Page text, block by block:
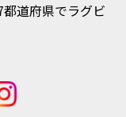
道府県でラグビ